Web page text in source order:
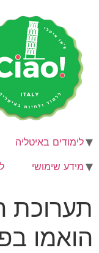
לימודים באיטליה
מידע שימושי
תערוכת
הואמו